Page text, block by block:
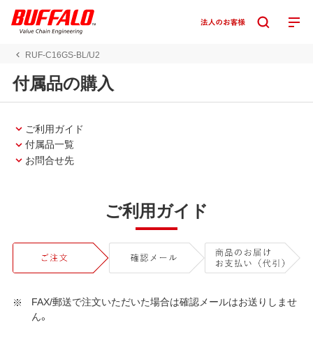
RUF-C16GS-BL/U2
付属品の購入
ご利用ガイド
付属品一覧
お問合せ先
ご利用ガイド
FAX/郵送で注文いただいた場合は確認メールはお送りしませ
ん。